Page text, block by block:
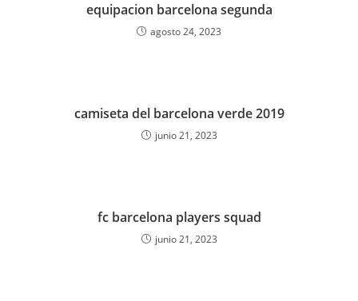
equipacion barcelona segunda
agosto 24, 2023
camiseta del barcelona verde 2019
junio 21, 2023
fc barcelona players squad
junio 21, 2023